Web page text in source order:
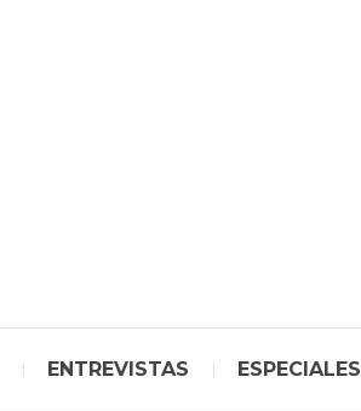
ENTREVISTAS ESPECIALES